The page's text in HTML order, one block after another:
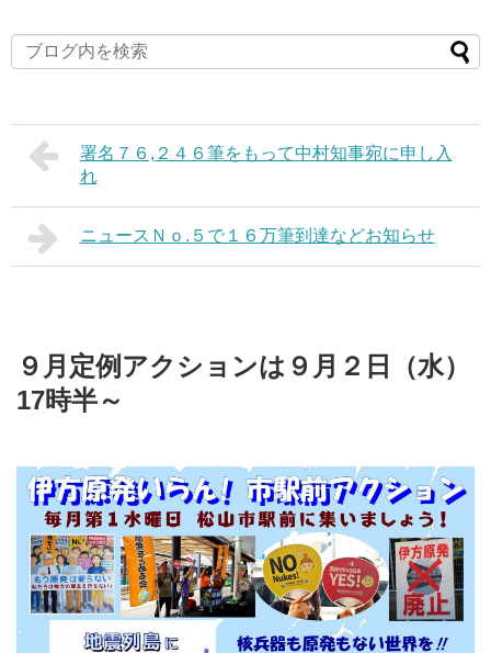
署名７６,２４６筆をもって中村知事宛に申し入
れ
ニュースＮｏ.５で１６万筆到達などお知らせ
９月定例アクションは９月２日（水）
17時半～